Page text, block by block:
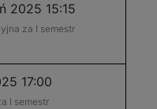
2025 15:15
za I semestr
17:00
I semestr